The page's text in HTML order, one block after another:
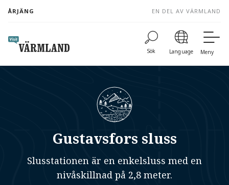
content
ÅRJÄNG EN DEL AV VÄRMLAND
Sök Language Meny
Gustavsfors sluss
Slusstationen är en enkelsluss med en
nivåskillnad på 2,8 meter.